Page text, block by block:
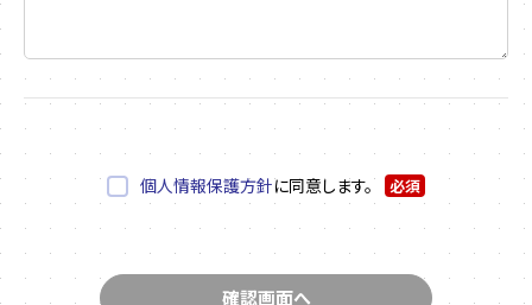
個人情報保護方針に同意します。 必須